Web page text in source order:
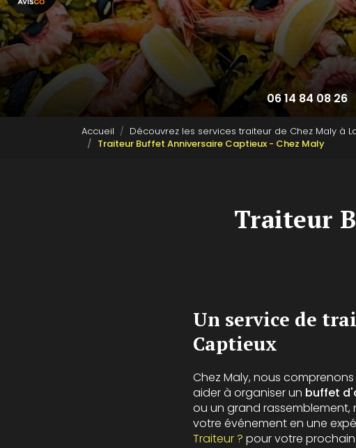
06 14 84 08 26
Voir le certificat
Accueil Découvrez les services traiteur de Chez Maly à
Traiteur Buffet Anniversaire Captieux - Chez Maly
Traiteur
Un service de
Captieux
Chez Maly, nous
aider à organiser un buffet
ou un grand rassemblement,
votre événement en une
Traiteur ? pour votre